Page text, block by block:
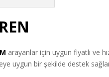
arayanlar için uygun fiyatlı ve
uygun bir şekilde destek